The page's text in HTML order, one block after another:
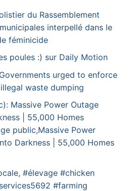
du Rassemblement
interpellé dans le
féminicide
poules :) sur Daily Motion
urged to enforce
waste dumping
Massive Power Outage
| 55,000 Homes
public,Massive Power
Darkness | 55,000 Homes
#élevage #chicken
#farming